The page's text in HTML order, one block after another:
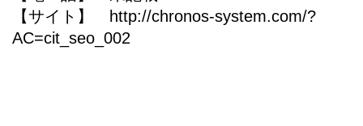
【サイト】 http://chronos-system.com/?
AC=cit_seo_002